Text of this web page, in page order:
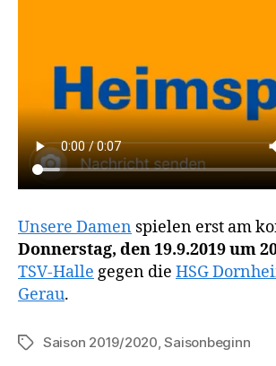
Unsere Damen spielen erst am
Donnerstag, den 19.9.2019 um
TSV-Halle gegen die HSG
Gerau.
Schlagwörter
Saison 2019/2020,Saisonbeginn